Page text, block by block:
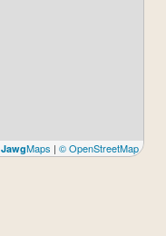
JawgMaps | © OpenStreetMap